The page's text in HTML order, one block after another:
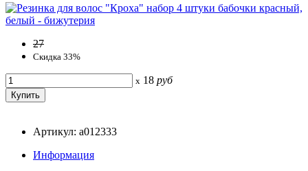
27
Скидка 33%
x 18 руб
Артикул: a012333
Информация